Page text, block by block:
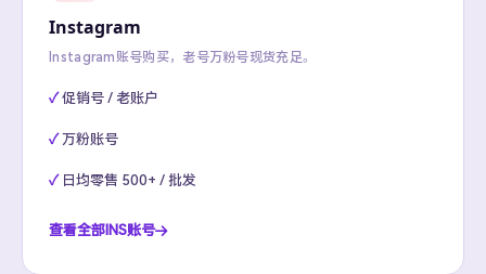
Instagram
Instagram账号购买，老号万粉号现货充足。
促销号 / 老账户
万粉账号
日均零售 500+ / 批发
查看全部INS账号